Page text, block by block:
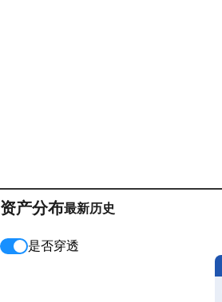
资产分布最新历史
是否穿透